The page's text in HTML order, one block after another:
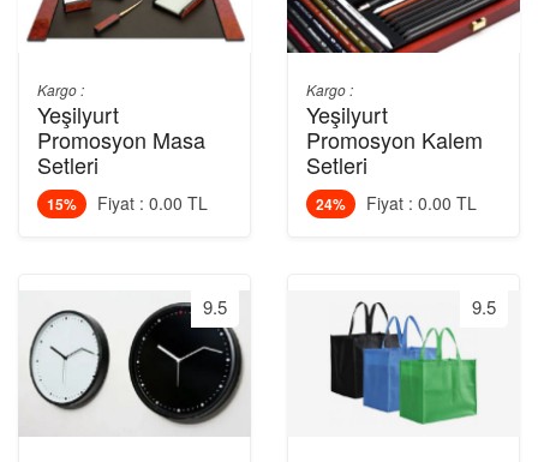
Kargo :
Yeşilyurt
Promosyon Masa
Setleri
15% Fiyat : 0.00 TL
9.5
Kargo :
Yeşilyurt
Promosyon Kalem
Setleri
24% Fiyat : 0.00 TL
9.5